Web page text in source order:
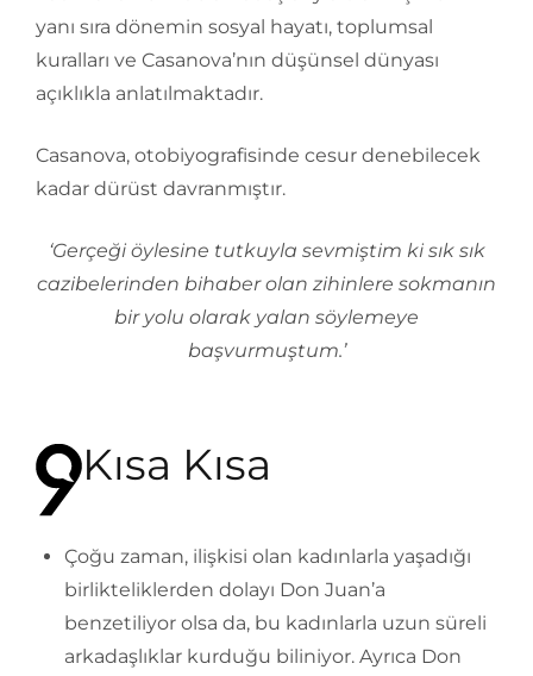
yanı sıra dönemin sosyal hayatı, toplumsal
kuralları ve Casanova’nın düşünsel dünyası
açıklıkla anlatılmaktadır.
Casanova, otobiyografisinde cesur denebilecek
kadar dürüst davranmıştır.
‘Gerçeği öylesine tutkuyla sevmiştim ki sık sık
cazibelerinden bihaber olan zihinlere sokmanın
bir yolu olarak yalan söylemeye
başvurmuştum.’
Kısa Kısa
Çoğu zaman, ilişkisi olan kadınlarla yaşadığı
birlikteliklerden dolayı Don Juan’a
benzetiliyor olsa da, bu kadınlarla uzun süreli
arkadaşlıklar kurduğu biliniyor. Ayrıca Don